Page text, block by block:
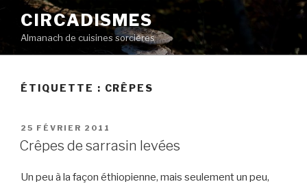
contenu
principal
CIRCADISMES
Almanach de cuisines sorcières
ÉTIQUETTE : CRÊPES
PUBLIÉ
LE
25 FÉVRIER 2011
Crêpes de sarrasin levées
Un peu à la façon éthiopienne, mais seulement un peu,